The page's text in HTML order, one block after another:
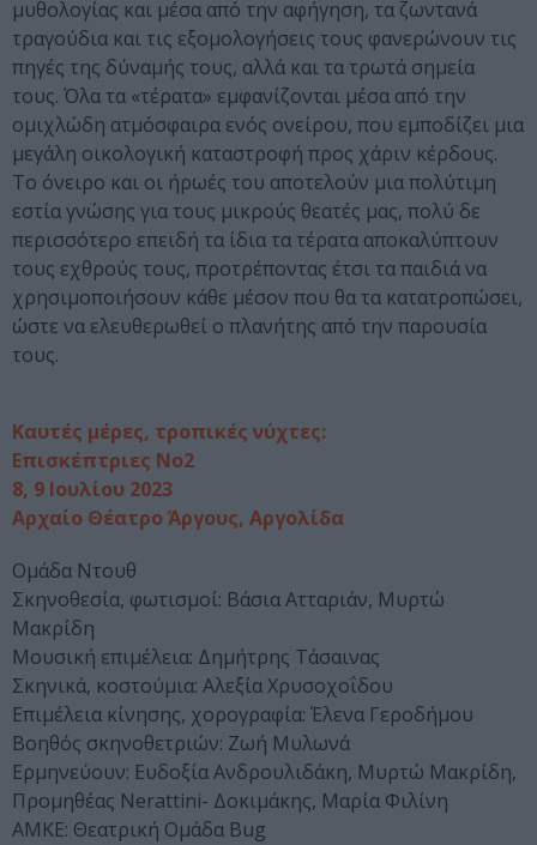
μυθολογίας και μέσα από την αφήγηση, τα ζωντανά
τραγούδια και τις εξομολογήσεις τους φανερώνουν τις
πηγές της δύναμής τους, αλλά και τα τρωτά σημεία
τους. Όλα τα «τέρατα» εμφανίζονται μέσα από την
ομιχλώδη ατμόσφαιρα ενός ονείρου, που εμποδίζει μια
μεγάλη οικολογική καταστροφή προς χάριν κέρδους.
Το όνειρο και οι ήρωές του αποτελούν μια πολύτιμη
εστία γνώσης για τους μικρούς θεατές μας, πολύ δε
περισσότερο επειδή τα ίδια τα τέρατα αποκαλύπτουν
τους εχθρούς τους, προτρέποντας έτσι τα παιδιά να
χρησιμοποιήσουν κάθε μέσον που θα τα κατατροπώσει,
ώστε να ελευθερωθεί ο πλανήτης από την παρουσία
τους.
Καυτές μέρες, τροπικές νύχτες:
Επισκέπτριες Νο2
8, 9 Ιουλίου 2023
Αρχαίο Θέατρο Άργους, Αργολίδα
Ομάδα Ντουθ
Σκηνοθεσία, φωτισμοί: Βάσια Ατταριάν, Μυρτώ
Μακρίδη
Μουσική επιμέλεια: Δημήτρης Τάσαινας
Σκηνικά, κοστούμια: Αλεξία Χρυσοχοΐδου
Επιμέλεια κίνησης, χορογραφία: Έλενα Γεροδήμου
Βοηθός σκηνοθετριών: Ζωή Μυλωνά
Ερμηνεύουν: Ευδοξία Ανδρουλιδάκη, Μυρτώ Μακρίδη,
Προμηθέας Nerattini- Δοκιμάκης, Μαρία Φιλίνη
ΑΜΚΕ: Θεατρική Ομάδα Bug